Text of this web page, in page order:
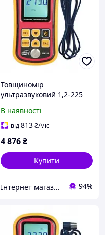
Товщиномір
ультразвуковий 1,2-225
В наявності
від813₴/міс
4 876₴
Купити
Інтернет магазин SHOP TOOLS 94%